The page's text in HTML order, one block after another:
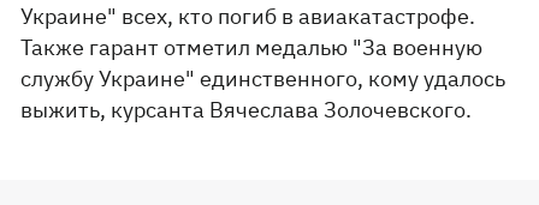
Украине" всех, кто погиб в авиакатастрофе.
Также гарант отметил медалью "За военную
службу Украине" единственного, кому удалось
выжить, курсанта Вячеслава Золочевского.